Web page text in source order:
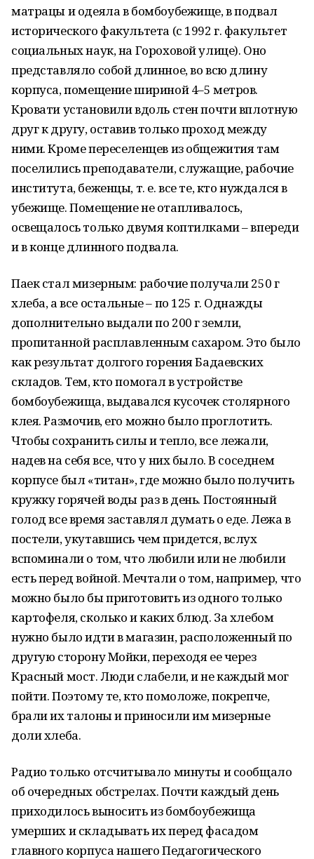
матрацы и одеяла в бомбоубежище, в подвал
исторического факультета (с 1992 г. факультет
социальных наук, на Гороховой улице). Оно
представляло собой длинное, во всю длину
корпуса, помещение шириной 4–5 метров.
Кровати установили вдоль стен почти вплотную
друг к другу, оставив только проход между
ними. Кроме переселенцев из общежития там
поселились преподаватели, служащие, рабочие
института, беженцы, т. е. все те, кто нуждался в
убежище. Помещение не отапливалось,
освещалось только двумя коптилками – впереди
и в конце длинного подвала.
Паек стал мизерным: рабочие получали 250 г
хлеба, а все остальные – по 125 г. Однажды
дополнительно выдали по 200 г земли,
пропитанной расплавленным сахаром. Это было
как результат долгого горения Бадаевских
складов. Тем, кто помогал в устройстве
бомбоубежища, выдавался кусочек столярного
клея. Размочив, его можно было проглотить.
Чтобы сохранить силы и тепло, все лежали,
надев на себя все, что у них было. В соседнем
корпусе был «титан», где можно было получить
кружку горячей воды раз в день. Постоянный
голод все время заставлял думать о еде. Лежа в
постели, укутавшись чем придется, вслух
вспоминали о том, что любили или не любили
есть перед войной. Мечтали о том, например, что
можно было бы приготовить из одного только
картофеля, сколько и каких блюд. За хлебом
нужно было идти в магазин, расположенный по
другую сторону Мойки, переходя ее через
Красный мост. Люди слабели, и не каждый мог
пойти. Поэтому те, кто помоложе, покрепче,
брали их талоны и приносили им мизерные
доли хлеба.
Радио только отсчитывало минуты и сообщало
об очередных обстрелах. Почти каждый день
приходилось выносить из бомбоубежища
умерших и складывать их перед фасадом
главного корпуса нашего Педагогического